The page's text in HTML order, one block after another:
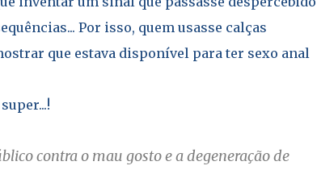
Por isso, quem usasse calças
que estava disponível para ter sexo anal
contra o mau gosto e a degeneração de